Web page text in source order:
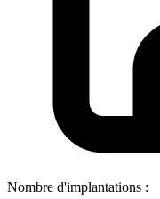
Nombre d'implantations :